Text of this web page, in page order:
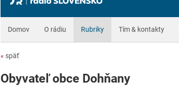
Domov O rádiu Rubriky Tím & kontakty
« späť
Obyvateľ obce Dohňany